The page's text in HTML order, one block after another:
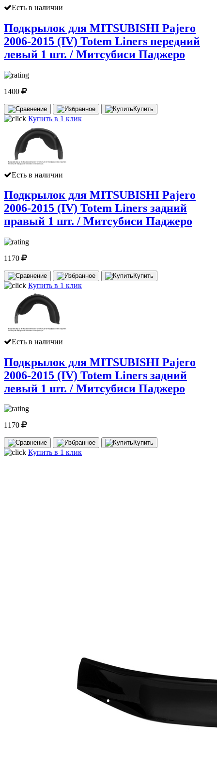
Есть в наличии
Подкрылок для MITSUBISHI Pajero
2006-2015 (IV) Totem Liners передний
левый 1 шт. / Митсубиси Паджеро
1400
Купить
Купить в 1 клик
Есть в наличии
Подкрылок для MITSUBISHI Pajero
2006-2015 (IV) Totem Liners задний
правый 1 шт. / Митсубиси Паджеро
1170
Купить
Купить в 1 клик
Есть в наличии
Подкрылок для MITSUBISHI Pajero
2006-2015 (IV) Totem Liners задний
левый 1 шт. / Митсубиси Паджеро
1170
Купить
Купить в 1 клик